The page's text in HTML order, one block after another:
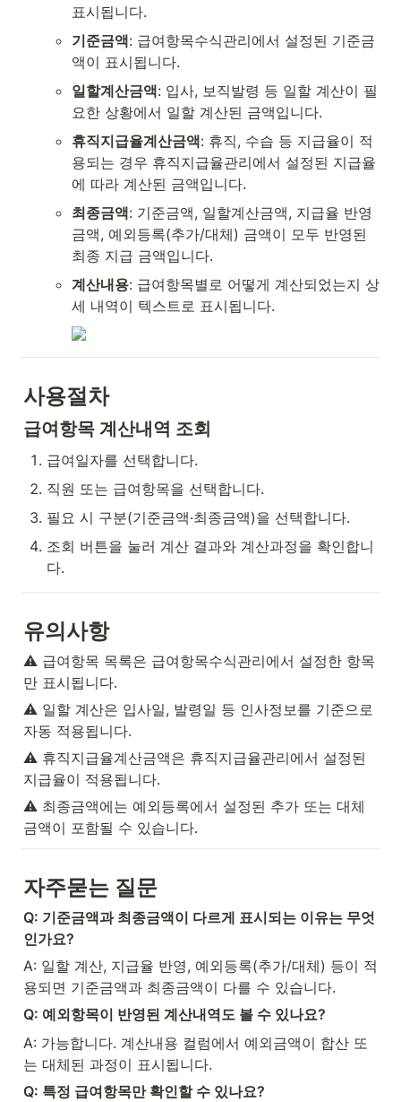
표시됩니다.
기준금액: 급여항목수식관리에서 설정된 기준금
액이 표시됩니다.
일할계산금액: 입사, 보직발령 등 일할 계산이 필
요한 상황에서 일할 계산된 금액입니다.
휴직지급율계산금액: 휴직, 수습 등 지급율이 적
용되는 경우 휴직지급율관리에서 설정된 지급율
에 따라 계산된 금액입니다.
최종금액: 기준금액, 일할계산금액, 지급율 반영
금액, 예외등록(추가/대체) 금액이 모두 반영된
최종 지급 금액입니다.
계산내용: 급여항목별로 어떻게 계산되었는지 상
세 내역이 텍스트로 표시됩니다.
사용절차
급여항목 계산내역 조회
급여일자를 선택합니다.
직원 또는 급여항목을 선택합니다.
필요 시 구분(기준금액·최종금액)을 선택합니다.
조회 버튼을 눌러 계산 결과와 계산과정을 확인합니
다.
유의사항
⚠️ 급여항목 목록은 급여항목수식관리에서 설정한 항목
만 표시됩니다.
⚠️ 일할 계산은 입사일, 발령일 등 인사정보를 기준으로
자동 적용됩니다.
⚠️ 휴직지급율계산금액은 휴직지급율관리에서 설정된
지급율이 적용됩니다.
⚠️ 최종금액에는 예외등록에서 설정된 추가 또는 대체
금액이 포함될 수 있습니다.
자주묻는 질문
Q: 기준금액과 최종금액이 다르게 표시되는 이유는 무엇
인가요?
A: 일할 계산, 지급율 반영, 예외등록(추가/대체) 등이 적
용되면 기준금액과 최종금액이 다를 수 있습니다.
Q: 예외항목이 반영된 계산내역도 볼 수 있나요?
A: 가능합니다. 계산내용 컬럼에서 예외금액이 합산 또
는 대체된 과정이 표시됩니다.
Q: 특정 급여항목만 확인할 수 있나요?